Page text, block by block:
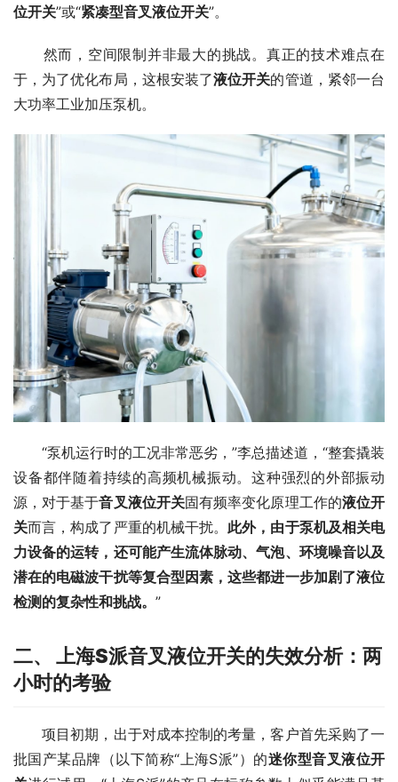
位开关”或“紧凑型音叉液位开关”。
然而，空间限制并非最大的挑战。真正的技术难点在
于，为了优化布局，这根安装了液位开关的管道，紧邻一台
大功率工业加压泵机。
“泵机运行时的工况非常恶劣，”李总描述道，“整套撬装
设备都伴随着持续的高频机械振动。这种强烈的外部振动
源，对于基于音叉液位开关固有频率变化原理工作的液位开
关而言，构成了严重的机械干扰。此外，由于泵机及相关电
力设备的运转，还可能产生流体脉动、气泡、环境噪音以及
潜在的电磁波干扰等复合型因素，这些都进一步加剧了液位
检测的复杂性和挑战。 ”
二、 上海S派音叉液位开关的失效分析：两
小时的考验
项目初期，出于对成本控制的考量，客户首先采购了一
批国产某品牌（以下简称“上海S派”）的迷你型音叉液位开